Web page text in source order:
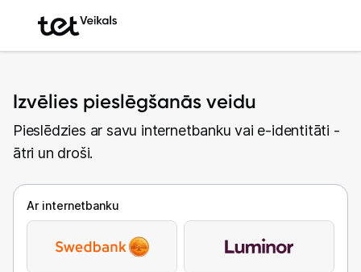
Izvēlies pieslēgšanās veidu
Pieslēdzies ar savu internetbanku vai e-identitāti -
ātri un droši.
Ar internetbanku